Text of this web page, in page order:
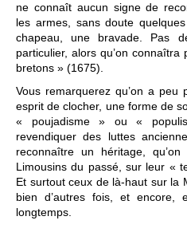
ne connaît aucun signe de
les armes, sans doute
chapeau, une bravade. Pas
particulier, alors qu’on
bretons » (1675).
Vous remarquerez qu’on a peu
esprit de clocher, une forme de
« poujadisme » ou «
revendiquer des luttes
reconnaître un héritage,
Limousins du passé, sur leur «
Et surtout ceux de là-haut sur la
bien d’autres fois, et
longtemps.